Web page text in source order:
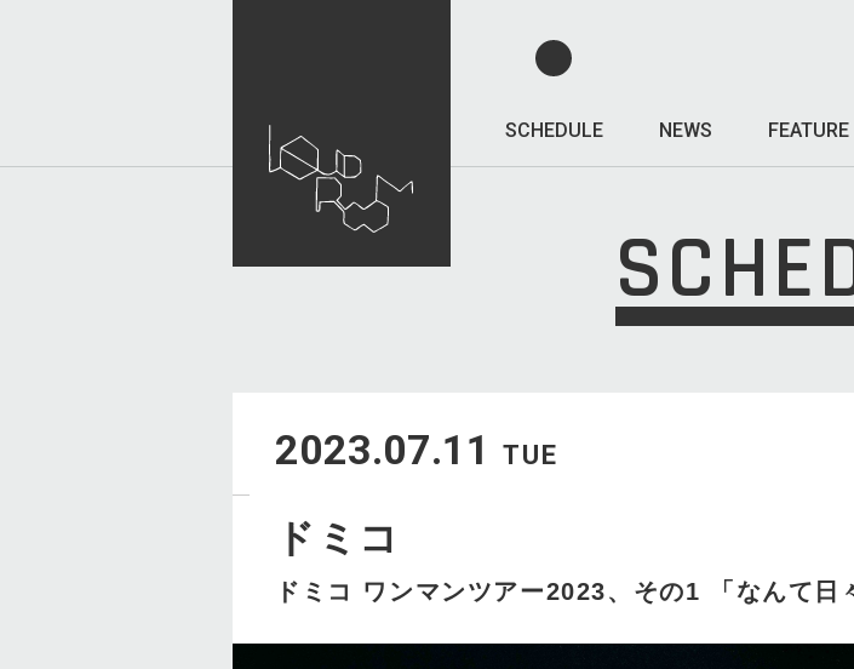
SCHEDULE NEWS FEATURE
2023.07.11 TUE
ドミコ
ドミコ ワンマンツアー2023、その1 「なんて日